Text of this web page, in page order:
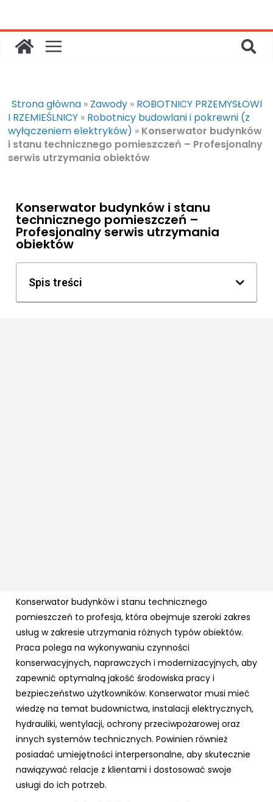
Strona główna » Zawody » ROBOTNICY PRZEMYSŁOWI
I RZEMIEŚLNICY » Robotnicy budowlani i pokrewni (z
wyłączeniem elektryków) » Konserwator budynków
i stanu technicznego pomieszczeń – Profesjonalny
serwis utrzymania obiektów
Konserwator budynków i stanu
technicznego pomieszczeń –
Profesjonalny serwis utrzymania
obiektów
Spis treści
Konserwator budynków i stanu technicznego
pomieszczeń to profesja, która obejmuje szeroki zakres
usług w zakresie utrzymania różnych typów obiektów.
Praca polega na wykonywaniu czynności
konserwacyjnych, naprawczych i modernizacyjnych, aby
zapewnić optymalną jakość środowiska pracy i
bezpieczeństwo użytkowników. Konserwator musi mieć
wiedzę na temat budownictwa, instalacji elektrycznych,
hydrauliki, wentylacji, ochrony przeciwpożarowej oraz
innych systemów technicznych. Powinien również
posiadać umiejętności interpersonalne, aby skutecznie
nawiązywać relacje z klientami i dostosować swoje
usługi do ich potrzeb.